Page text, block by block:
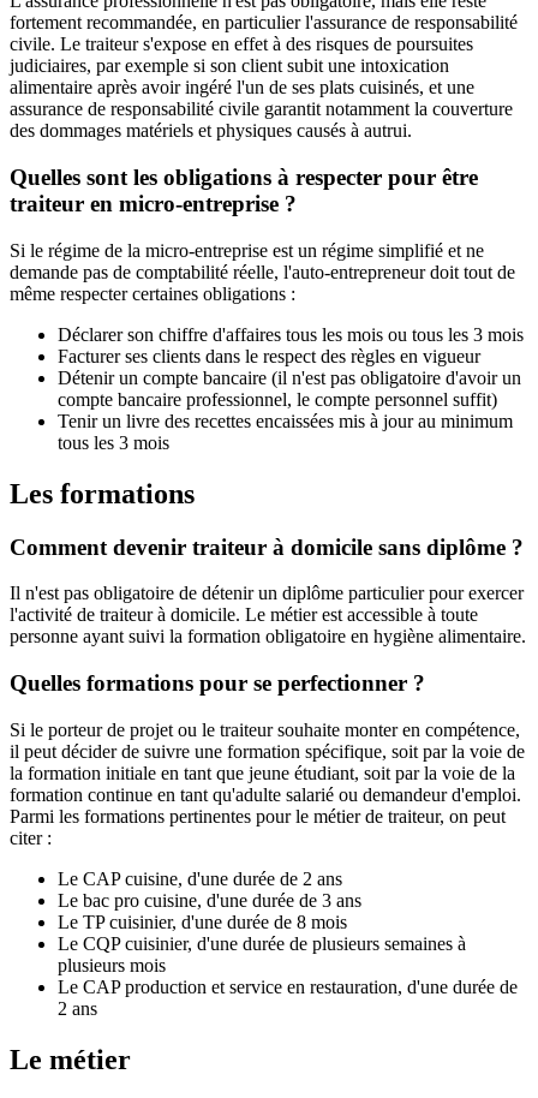
fortement recommandée, en particulier l'assurance de responsabilité
civile. Le traiteur s'expose en effet à des risques de poursuites
judiciaires, par exemple si son client subit une intoxication
alimentaire après avoir ingéré l'un de ses plats cuisinés, et une
assurance de responsabilité civile garantit notamment la couverture
des dommages matériels et physiques causés à autrui.
Quelles sont les obligations à respecter pour être
traiteur en micro-entreprise ?
Si le régime de la micro-entreprise est un régime simplifié et ne
demande pas de comptabilité réelle, l'auto-entrepreneur doit tout de
même respecter certaines obligations :
Déclarer son chiffre d'affaires tous les mois ou tous les 3 mois
Facturer ses clients dans le respect des règles en vigueur
Détenir un compte bancaire (il n'est pas obligatoire d'avoir un
compte bancaire professionnel, le compte personnel suffit)
Tenir un livre des recettes encaissées mis à jour au minimum
tous les 3 mois
Les formations
Comment devenir traiteur à domicile sans diplôme ?
Il n'est pas obligatoire de détenir un diplôme particulier pour exercer
l'activité de traiteur à domicile. Le métier est accessible à toute
personne ayant suivi la formation obligatoire en hygiène alimentaire.
Quelles formations pour se perfectionner ?
Si le porteur de projet ou le traiteur souhaite monter en compétence,
il peut décider de suivre une formation spécifique, soit par la voie de
la formation initiale en tant que jeune étudiant, soit par la voie de la
formation continue en tant qu'adulte salarié ou demandeur d'emploi.
Parmi les formations pertinentes pour le métier de traiteur, on peut
citer :
Le CAP cuisine, d'une durée de 2 ans
Le bac pro cuisine, d'une durée de 3 ans
Le TP cuisinier, d'une durée de 8 mois
Le CQP cuisinier, d'une durée de plusieurs semaines à
plusieurs mois
Le CAP production et service en restauration, d'une durée de
2 ans
Le métier